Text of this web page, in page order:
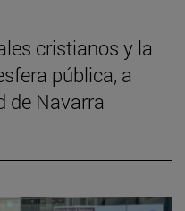
cristianos y la
pública, a
de Navarra